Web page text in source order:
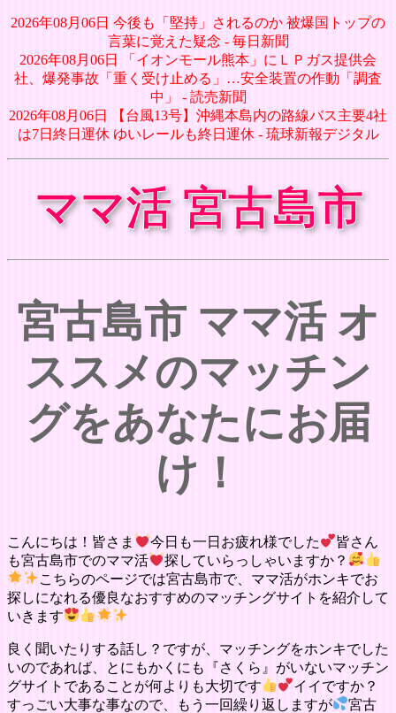
2026年08月06日 今後も「堅持」されるのか 被爆国トップの
言葉に覚えた疑念 - 毎日新聞
2026年08月06日 「イオンモール熊本」にＬＰガス提供会
社、爆発事故「重く受け止める」…安全装置の作動「調査
中」 - 読売新聞
2026年08月06日 【台風13号】沖縄本島内の路線バス主要4社
は7日終日運休 ゆいレールも終日運休 - 琉球新報デジタル
ママ活 宮古島市
宮古島市 ママ活 オ
ススメのマッチン
グをあなたにお届
け！
こんにちは！皆さま 今日も一日お疲れ様でした
皆さん
も宮古島市でのママ活
探していらっしゃいますか？
こちらのページでは宮古島市で、ママ活がホンキでお
探しになれる優良なおすすめのマッチングサイトを紹介して
いきます
良く聞いたりする話し？ですが、マッチングをホンキでした
いのであれば、とにもかくにも『さくら』がいないマッチン
グサイトであることが何よりも大切です
イイですか？
すっごい大事な事なので、もう一回繰り返しますが
宮古